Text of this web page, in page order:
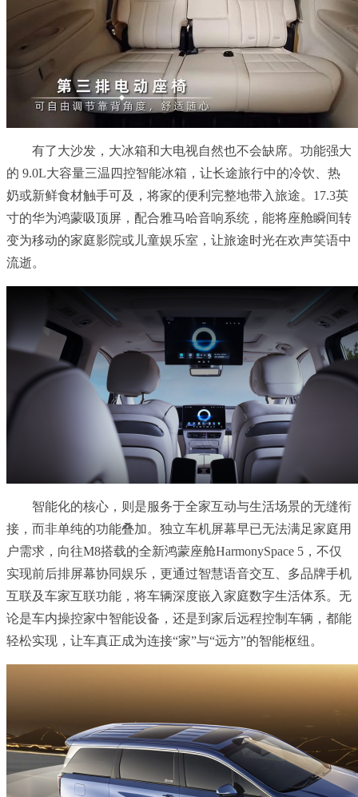
有了大沙发，大冰箱和大电视自然也不会缺席。功能强大
的 9.0L大容量三温四控智能冰箱，让长途旅行中的冷饮、热
奶或新鲜食材触手可及，将家的便利完整地带入旅途。17.3英
寸的华为鸿蒙吸顶屏，配合雅马哈音响系统，能将座舱瞬间转
变为移动的家庭影院或儿童娱乐室，让旅途时光在欢声笑语中
流逝。
智能化的核心，则是服务于全家互动与生活场景的无缝衔
接，而非单纯的功能叠加。独立车机屏幕早已无法满足家庭用
户需求，向往M8搭载的全新鸿蒙座舱HarmonySpace 5，不仅
实现前后排屏幕协同娱乐，更通过智慧语音交互、多品牌手机
互联及车家互联功能，将车辆深度嵌入家庭数字生活体系。无
论是车内操控家中智能设备，还是到家后远程控制车辆，都能
轻松实现，让车真正成为连接“家”与“远方”的智能枢纽。